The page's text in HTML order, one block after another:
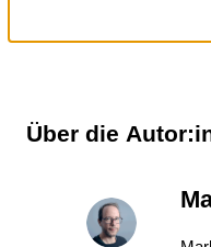
Über die